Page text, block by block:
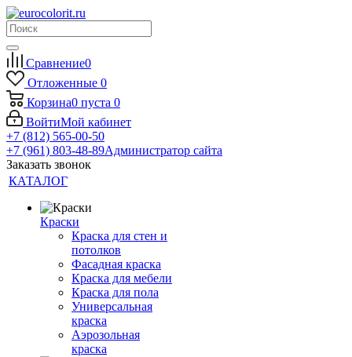
Сравнение0
Отложенные 0
Корзина0 пуста 0
ВойтиМой кабинет
+7 (812) 565-00-50
+7 (961) 803-48-89Администратор сайта
Заказать звонок
КАТАЛОГ
Краски
Краска для стен и
потолков
Фасадная краска
Краска для мебели
Краска для пола
Универсальная
краска
Аэрозольная
краска